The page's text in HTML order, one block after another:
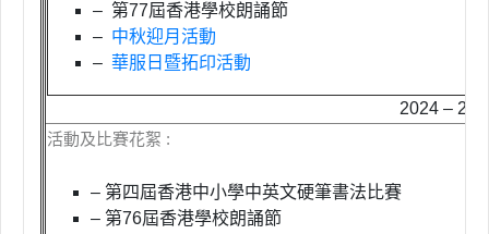
– 第77屆香港學校朗誦節
– 中秋迎月活動
– 華服日暨拓印活動
2024 –
活動及比賽花絮 :
– 第四屆香港中小學中英文硬筆書法比賽
– 第76屆香港學校朗誦節